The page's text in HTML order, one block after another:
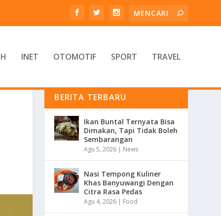
INET OTOMOTIF SPORT TRAVEL
BERITA TERBARU
Ikan Buntal Ternyata Bisa
Dimakan, Tapi Tidak Boleh
Sembarangan
Agu 5, 2026 | News
Nasi Tempong Kuliner
Khas Banyuwangi Dengan
Citra Rasa Pedas
Agu 4, 2026 | Food